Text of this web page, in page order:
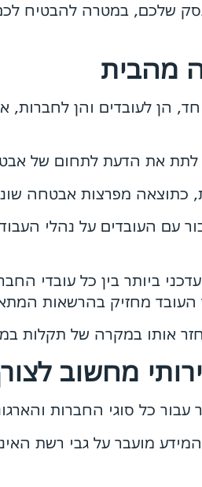
שלכם, במטרה להבטיח
מהבית
הן לעובדים והן
לתת את הדעת לתחום של
כתוצאה מפרצות אבטחה
עם העובדים על נהלי
ביותר בין כל עובדי
העובד מחזיק בהרשאות
אותו במקרה של תקלות
מחשוב
כל סוגי החברות
מועבר על גבי רשת